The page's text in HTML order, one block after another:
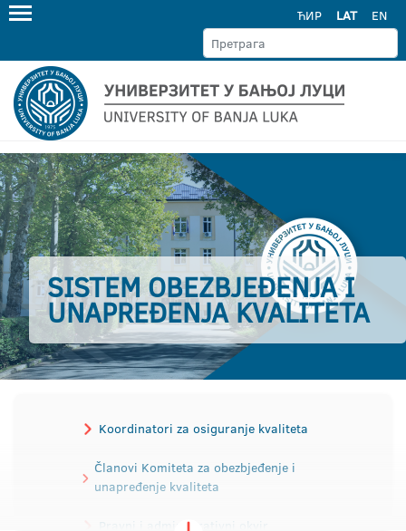
ЋИР LAT EN
SISTEM OBEZBJEĐENJA I
UNAPREĐENJA KVALITETA
Koordinatori za osiguranje kvaliteta
Članovi Komiteta za obezbjeđenje i
unapređenje kvaliteta
Pravni i administrativni okvir